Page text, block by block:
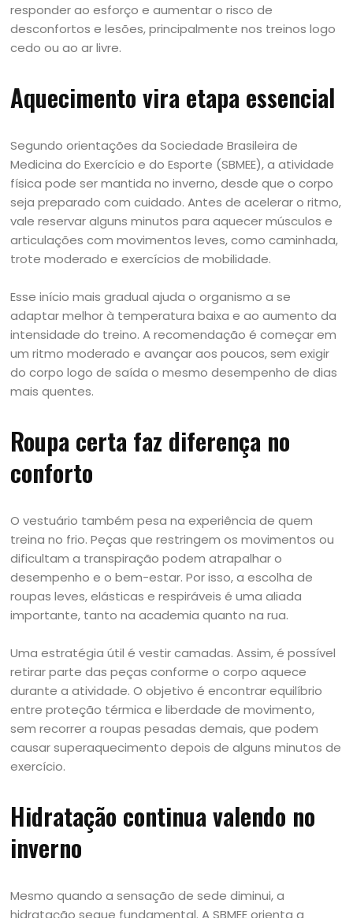
responder ao esforço e aumentar o risco de
desconfortos e lesões, principalmente nos treinos logo
cedo ou ao ar livre.
Aquecimento vira etapa essencial
Segundo orientações da Sociedade Brasileira de
Medicina do Exercício e do Esporte (SBMEE), a atividade
física pode ser mantida no inverno, desde que o corpo
seja preparado com cuidado. Antes de acelerar o ritmo,
vale reservar alguns minutos para aquecer músculos e
articulações com movimentos leves, como caminhada,
trote moderado e exercícios de mobilidade.
Esse início mais gradual ajuda o organismo a se
adaptar melhor à temperatura baixa e ao aumento da
intensidade do treino. A recomendação é começar em
um ritmo moderado e avançar aos poucos, sem exigir
do corpo logo de saída o mesmo desempenho de dias
mais quentes.
Roupa certa faz diferença no
conforto
O vestuário também pesa na experiência de quem
treina no frio. Peças que restringem os movimentos ou
dificultam a transpiração podem atrapalhar o
desempenho e o bem-estar. Por isso, a escolha de
roupas leves, elásticas e respiráveis é uma aliada
importante, tanto na academia quanto na rua.
Uma estratégia útil é vestir camadas. Assim, é possível
retirar parte das peças conforme o corpo aquece
durante a atividade. O objetivo é encontrar equilíbrio
entre proteção térmica e liberdade de movimento,
sem recorrer a roupas pesadas demais, que podem
causar superaquecimento depois de alguns minutos de
exercício.
Hidratação continua valendo no
inverno
Mesmo quando a sensação de sede diminui, a
hidratação segue fundamental. A SBMEE orienta a